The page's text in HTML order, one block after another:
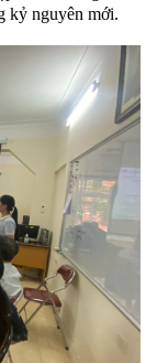
kỷ nguyên mới.